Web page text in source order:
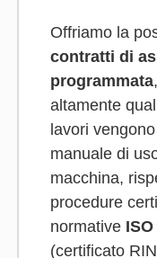
Offriamo la
contratti di
programmata
altamente
lavori
manuale di
macchina,
procedure
normative
(certificato